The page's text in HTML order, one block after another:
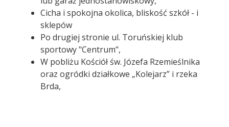
Cicha i spokojna okolica, bliskość szkół - i
sklepów
Po drugiej stronie ul. Toruńskiej klub
sportowy "Centrum",
W pobliżu Kościół św. Józefa Rzemieślnika
oraz ogródki działkowe „Kolejarz” i rzeka
Brda,